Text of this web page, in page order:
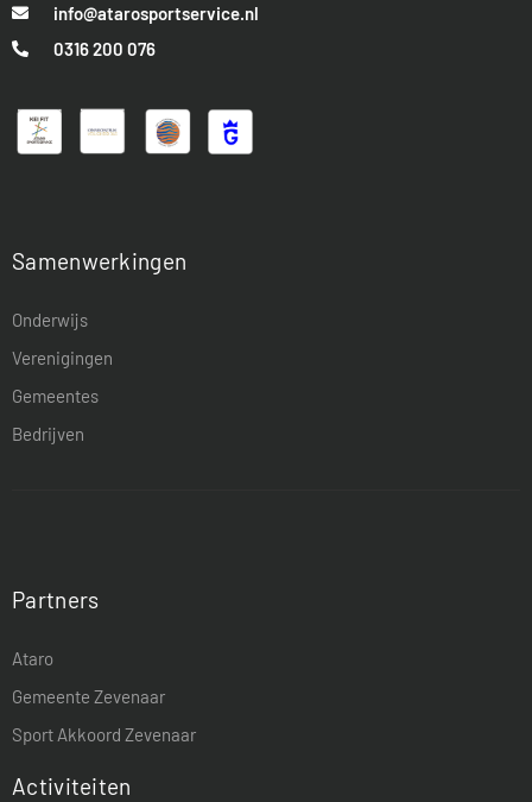
info@atarosportservice.nl
0316 200 076
Samenwerkingen
Onderwijs
Verenigingen
Gemeentes
Bedrijven
Partners
Ataro
Gemeente Zevenaar
Sport Akkoord Zevenaar
Activiteiten